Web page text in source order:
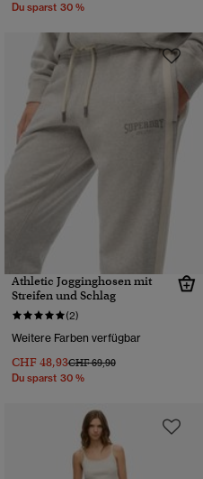
Du sparst 30 %
Athletic Jogginghosen mit
Streifen und Schlag
(2)
Weitere Farben verfügbar
CHF 48,93Preis wurde reduziert von
CHF 69,90bis
Du sparst 30 %